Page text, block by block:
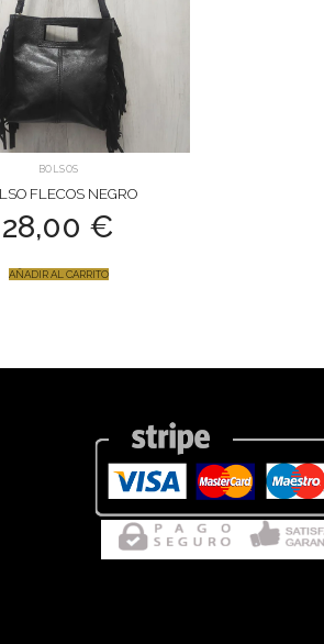
BOLSOS
FLECOS NEGRO
28,00 €
AÑADIR AL CARRITO